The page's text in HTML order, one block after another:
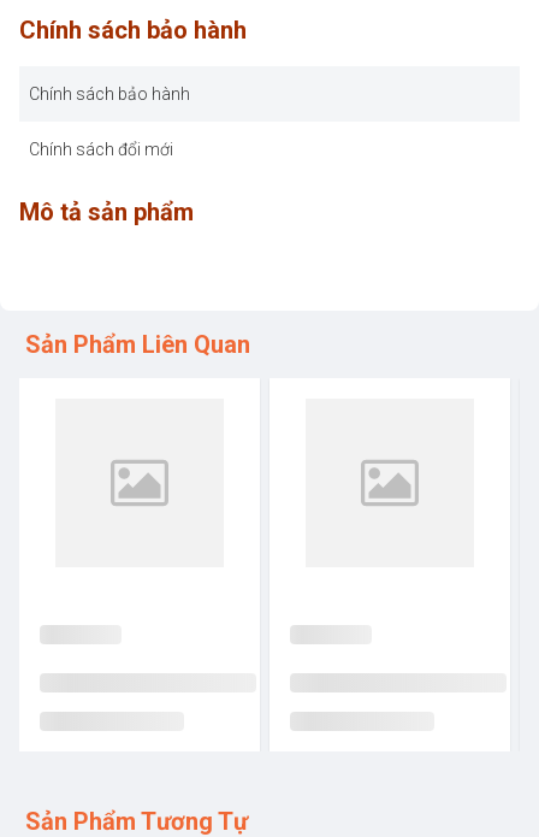
Chính sách bảo hành
Chính sách bảo hành
Chính sách đổi mới
Mô tả sản phẩm
Sản Phẩm Liên Quan
Sản Phẩm Tương Tự